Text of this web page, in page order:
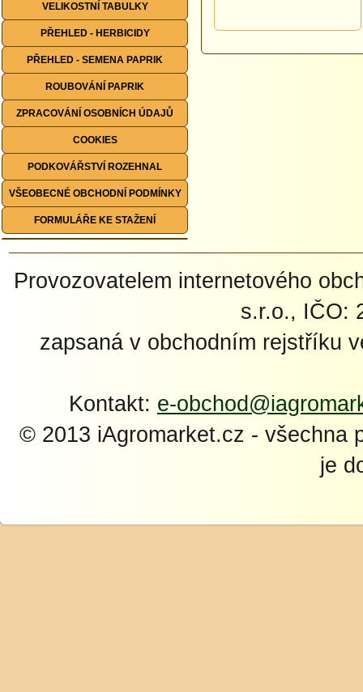
VELIKOSTNÍ TABULKY
PŘEHLED - HERBICIDY
PŘEHLED - SEMENA PAPRIK
ROUBOVÁNÍ PAPRIK
ZPRACOVÁNÍ OSOBNÍCH ÚDAJŮ
COOKIES
PODKOVÁŘSTVÍ ROZEHNAL
VŠEOBECNÉ OBCHODNÍ PODMÍNKY
FORMULÁŘE KE STAŽENÍ
Provozovatelem internetového
s.r.o., IČO:
zapsaná v obchodním rejstříku
Kontakt: e-
© 2013 iAgromarket.cz - všechna
je